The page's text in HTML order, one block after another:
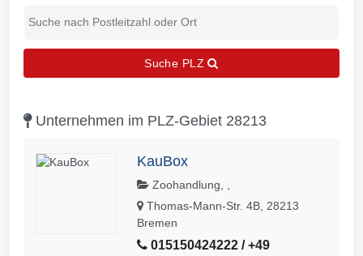
Suche PLZ
Unternehmen im PLZ-Gebiet 28213
KauBox
Zoohandlung, ,
Thomas-Mann-Str. 4B, 28213
Bremen
015150424222 / +49